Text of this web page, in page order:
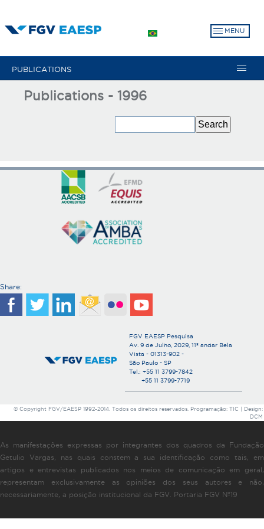
to
MENU
PUBLICATIONS
Publications - 1996
Share:
FGV EAESP Pesquisa
Av. 9 de Julho, 2029, 11º andar Bela
Vista - 01313-902 -
São Paulo - SP
Tel.: +55 11 3799-7842
+55 11 3799-7719
© Copyright FGV/EAESP 1992-2014. Todos os direitos reservados. Programação: TIC | Design:
DCM
As manifestações expressas por integrantes dos quadros da Fundação
Getulio Vargas, nas quais constem a sua identificação como tais, em
artigos e entrevistas publicados nos meios de comunicação em geral,
representam exclusivamente as opiniões dos seus autores e não,
necessariamente, a posição institucional da FGV. Portaria FGV Nº19